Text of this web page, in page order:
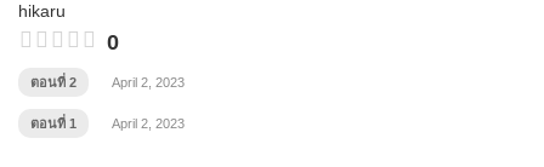
hikaru
0
ตอนที่ 2 April 2, 2023
ตอนที่ 1 April 2, 2023